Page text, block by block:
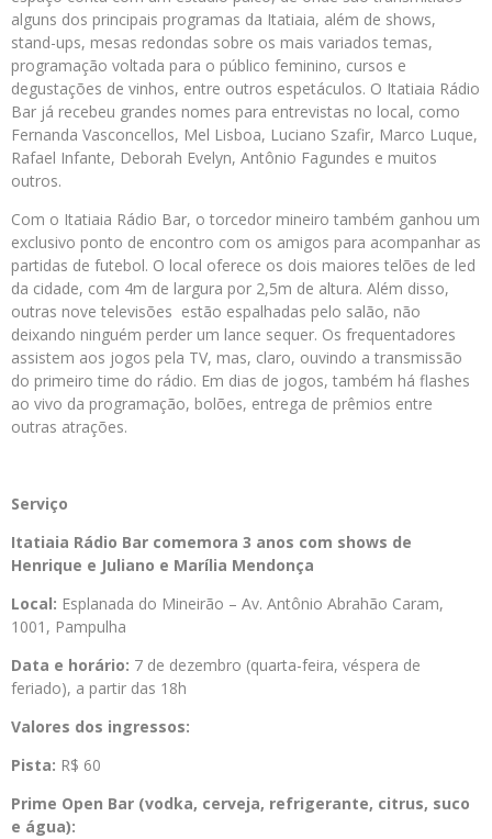
alguns dos principais programas da Itatiaia, além de shows,
stand-ups, mesas redondas sobre os mais variados temas,
programação voltada para o público feminino, cursos e
degustações de vinhos, entre outros espetáculos. O Itatiaia Rádio
Bar já recebeu grandes nomes para entrevistas no local, como
Fernanda Vasconcellos, Mel Lisboa, Luciano Szafir, Marco Luque,
Rafael Infante, Deborah Evelyn, Antônio Fagundes e muitos
outros.
Com o Itatiaia Rádio Bar, o torcedor mineiro também ganhou um
exclusivo ponto de encontro com os amigos para acompanhar as
partidas de futebol. O local oferece os dois maiores telões de led
da cidade, com 4m de largura por 2,5m de altura. Além disso,
outras nove televisões estão espalhadas pelo salão, não
deixando ninguém perder um lance sequer. Os frequentadores
assistem aos jogos pela TV, mas, claro, ouvindo a transmissão
do primeiro time do rádio. Em dias de jogos, também há flashes
ao vivo da programação, bolões, entrega de prêmios entre
outras atrações.
Serviço
Itatiaia Rádio Bar comemora 3 anos com shows de
Henrique e Juliano e Marília Mendonça
Local: Esplanada do Mineirão – Av. Antônio Abrahão Caram,
1001, Pampulha
Data e horário: 7 de dezembro (quarta-feira, véspera de
feriado), a partir das 18h
Valores dos ingressos:
Pista: R$ 60
Prime Open Bar (vodka, cerveja, refrigerante, citrus, suco
e água):